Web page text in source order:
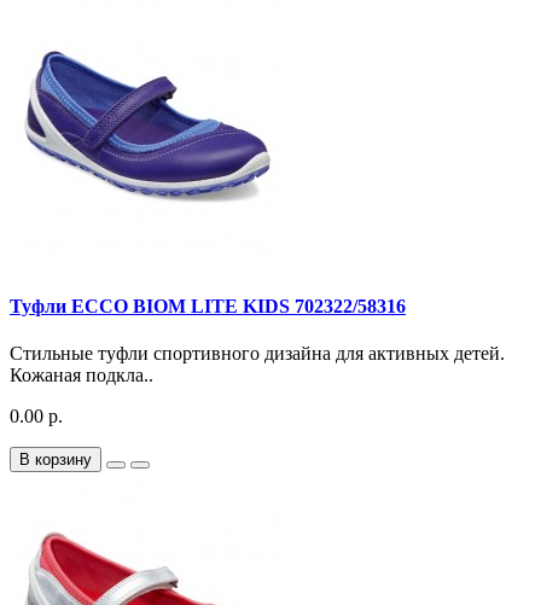
Туфли ECCO BIOM LITE KIDS 702322/58316
Стильные туфли спортивного дизайна для активных детей.
Кожаная подкла..
0.00 р.
В корзину